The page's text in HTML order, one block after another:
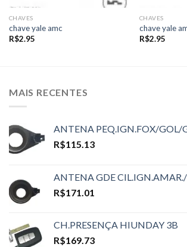
CHAVES
chave yale amc
R$2.95
CHAVES
chave yale
R$2.95
MAIS RECENTES
ANTENA PEQ.IGN.FOX/GOL/
R$115.13
ANTENA GDE
R$171.01
CH.PRESENÇA HIUNDAY 3B
R$169.73